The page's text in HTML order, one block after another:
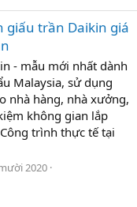
giấu trần Daikin giá
- mẫu mới nhất dành
Malaysia, sử dụng
nhà hàng, nhà xưởng,
không gian lắp
trình thực tế tại
2020